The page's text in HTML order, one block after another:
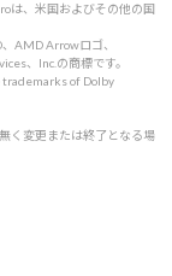
は、米国およびその他の国
AMD Arrowロゴ、
、Inc.の商標です。
trademarks of Dolby
く変更または終了となる場